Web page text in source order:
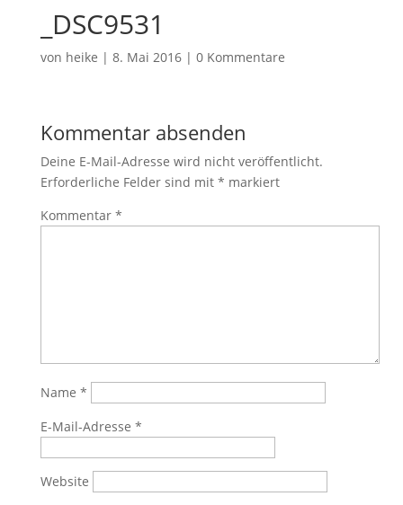
_DSC9531
von heike | 8. Mai 2016| 0 Kommentare
Kommentar absenden
Deine E-Mail-Adresse wird nicht veröffentlicht.
Erforderliche Felder sind mit * markiert
Kommentar *
Name *
E-Mail-Adresse *
Website